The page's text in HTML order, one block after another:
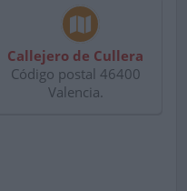
Callejero de Cullera
Código postal 46400
Valencia.